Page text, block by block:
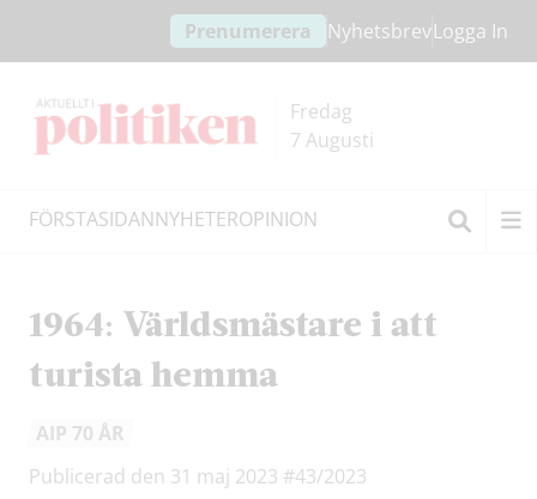
innehållet
headern
Prenumerera NyhetsbrevLogga In
Fredag
7 Augusti
FÖRSTASIDANNYHETEROPINION
1964: Världsmästare i att
turista hemma
AIP 70 ÅR
Publicerad den 31 maj 2023 #43/2023